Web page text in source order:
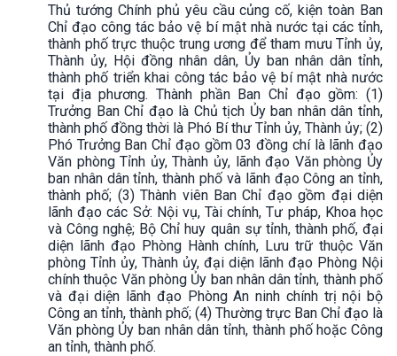
Thủ tướng Chính phủ yêu cầu củng cố, kiện toàn Ban
Chỉ đạo công tác bảo vệ bí mật nhà nước tại các tỉnh,
thành phố trực thuộc trung ương để tham mưu Tỉnh ủy,
Thành ủy, Hội đồng nhân dân, Ủy ban nhân dân tỉnh,
thành phố triển khai công tác bảo vệ bí mật nhà nước
tại địa phương. Thành phần Ban Chỉ đạo gồm: (1)
Trưởng Ban Chỉ đạo là Chủ tịch Ủy ban nhân dân tỉnh,
thành phố đồng thời là Phó Bí thư Tỉnh ủy, Thành ủy; (2)
Phó Trưởng Ban Chỉ đạo gồm 03 đồng chí là lãnh đạo
Văn phòng Tỉnh ủy, Thành ủy, lãnh đạo Văn phòng Ủy
ban nhân dân tỉnh, thành phố và lãnh đạo Công an tỉnh,
thành phố; (3) Thành viên Ban Chỉ đạo gồm đại diện
lãnh đạo các Sở: Nội vụ, Tài chính, Tư pháp, Khoa học
và Công nghệ; Bộ Chỉ huy quân sự tỉnh, thành phố, đại
diện lãnh đạo Phòng Hành chính, Lưu trữ thuộc Văn
phòng Tỉnh ủy, Thành ủy, đại diện lãnh đạo Phòng Nội
chính thuộc Văn phòng Ủy ban nhân dân tỉnh, thành phố
và đại diện lãnh đạo Phòng An ninh chính trị nội bộ
Công an tỉnh, thành phố; (4) Thường trực Ban Chỉ đạo là
Văn phòng Ủy ban nhân dân tỉnh, thành phố hoặc Công
an tỉnh, thành phố.